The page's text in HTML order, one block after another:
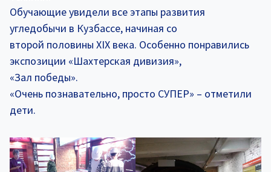
Обучающие увидели все этапы развития
угледобычи в Кузбассе, начиная со
второй половины XIX века. Особенно понравились
экспозиции «Шахтерская дивизия»,
«Зал победы».
«Очень познавательно, просто СУПЕР» – отметили
дети.